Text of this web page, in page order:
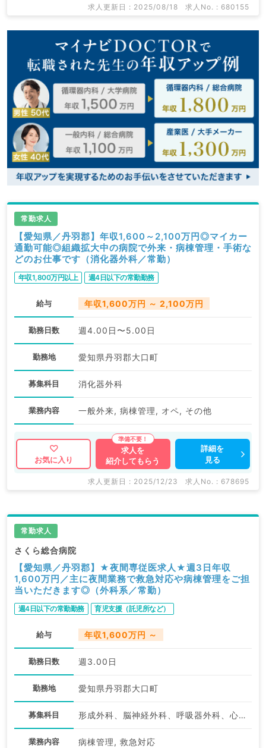
求人更新日 : 2025/08/18 求人No. : 680155
常勤求人
【愛知県／丹羽郡】年収1,600～2,100万円◎マイカー
通勤可能◎組織拡大中の病院で外来・病棟管理・手術な
どのお仕事です（消化器外科／常勤）
年収1,800万円以上 週4日以下の常勤勤務
給与 年収1,600万円 ～ 2,100万円
勤務日数 週4.00日〜5.00日
勤務地 愛知県丹羽郡大口町
募集科目 消化器外科
業務内容 一般外来, 病棟管理, オペ, その他
お気に入り
求人を
紹介してもらう
詳細を
見る
求人更新日 : 2025/12/23 求人No. : 678695
常勤求人
さくら総合病院
【愛知県／丹羽郡】★夜間専従医求人★週3日年収
1,600万円／主に夜間業務で救急対応や病棟管理をご担
当いただきます◎（外科系／常勤）
週4日以下の常勤勤務 育児支援（託児所など）
給与 年収1,600万円 ～
勤務日数 週3.00日
勤務地 愛知県丹羽郡大口町
募集科目 形成外科、脳神経外科、呼吸器外科、心臓血管外科、外科系全般、一般外科、消化器外科、乳腺外科、救急科・ＩＣＵ、スポーツ整形外科
業務内容 病棟管理, 救急対応